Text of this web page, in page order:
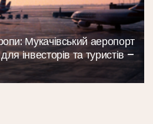
Мукачівський аеропорт
інвесторів та туристів –